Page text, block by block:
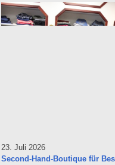
23. Juli 2026
Second-Hand-Boutique für